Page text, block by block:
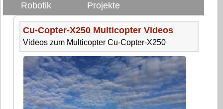
Robotik
Projekte
Cu-Copter-X250 Multicopter Videos
Videos zum Multicopter Cu-Copter-X250